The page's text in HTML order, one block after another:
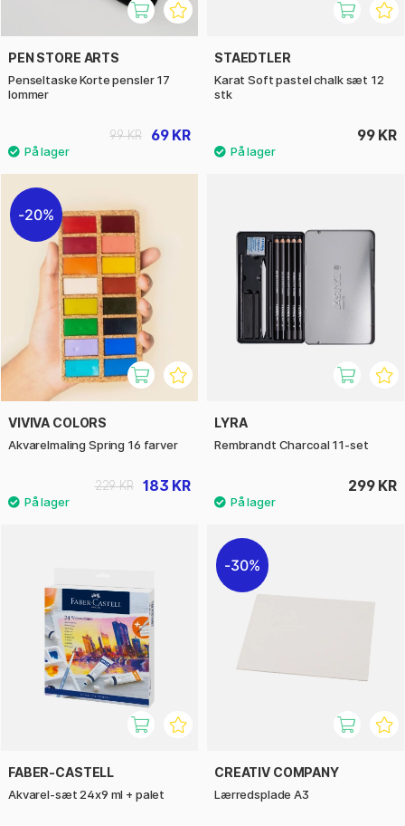
PEN STORE ARTS
Penseltaske Korte pensler 17
lommer
69 KR
99 KR
STAEDTLER
Karat Soft pastel chalk sæt 12
stk
99 KR
20%
VIVIVA COLORS
Akvarelmaling Spring 16 farver
183 KR
229 KR
LYRA
Rembrandt Charcoal 11-set
299 KR
FABER-CASTELL
Akvarel-sæt 24x9 ml + palet
30%
CREATIV COMPANY
Lærredsplade A3